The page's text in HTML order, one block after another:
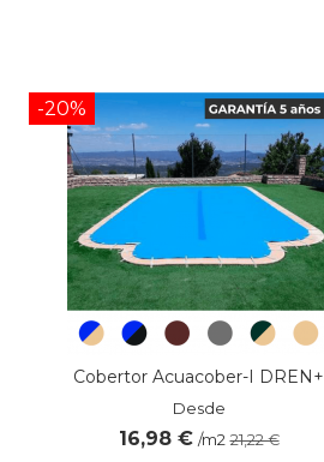
-20%
Cobertor Acuacober-I DREN+
Desde
16,98 € /m2 21,22 €